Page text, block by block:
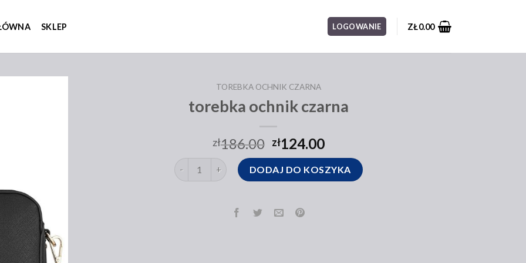
SKLEP LOGOWANIE ZŁ0.00
TOREBKA OCHNIK CZARNA
torebka ochnik czarna
zł186.00 zł124.00
ilość torebka ochnik czarnaDODAJ DO KOSZYKA